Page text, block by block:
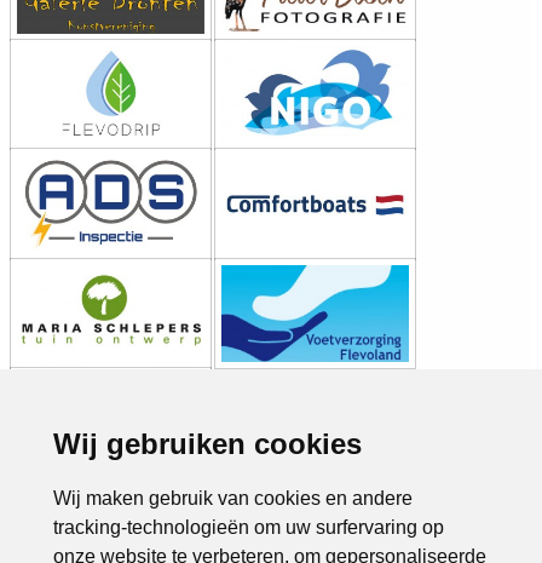
Wij gebruiken cookies
Wij maken gebruik van cookies en andere
tracking-technologieën om uw surfervaring op
onze website te verbeteren, om gepersonaliseerde